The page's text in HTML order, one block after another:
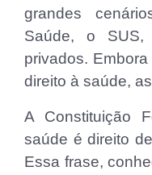
grandes
Saúde, o
privados.
direito à saúde,
A Constituição
saúde é direito
Essa frase,